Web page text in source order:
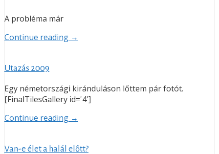
A probléma már
Continue reading →
Utazás 2009
Egy németországi kiránduláson lőttem pár fotót.
[FinalTilesGallery id='4']
Continue reading →
Van-e élet a halál előtt?